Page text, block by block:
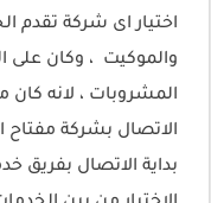
اختيار اى شركة تقدم
والموكيت ، وكان
المشروبات ، لانه كان
الاتصال بشركة مفتاح
بداية الاتصال بفريق